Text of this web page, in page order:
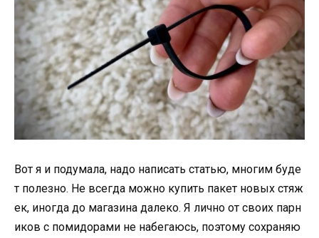
Вот я и подумала, надо написать статью, многим буде
т полезно. Не всегда можно купить пакет новых стяж
ек, иногда до магазина далеко. Я лично от своих парн
иков с помидорами не набегаюсь, поэтому сохраняю